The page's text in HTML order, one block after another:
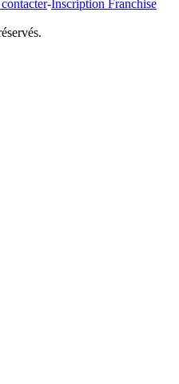
-Inscription Franchise